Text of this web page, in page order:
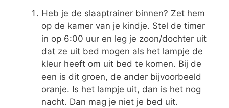
Heb je de slaaptrainer binnen? Zet hem
op de kamer van je kindje. Stel de timer
in op 6:00 uur en leg je zoon/dochter uit
dat ze uit bed mogen als het lampje de
kleur heeft om uit bed te komen. Bij de
een is dit groen, de ander bijvoorbeeld
oranje. Is het lampje uit, dan is het nog
nacht. Dan mag je niet je bed uit.